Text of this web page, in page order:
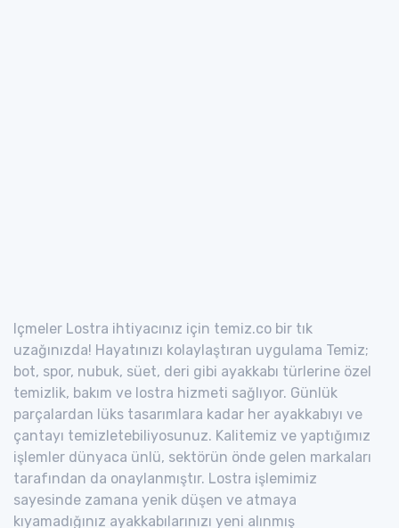
Içmeler Lostra ihtiyacınız için temiz.co bir tık
uzağınızda! Hayatınızı kolaylaştıran uygulama Temiz;
bot, spor, nubuk, süet, deri gibi ayakkabı türlerine özel
temizlik, bakım ve lostra hizmeti sağlıyor. Günlük
parçalardan lüks tasarımlara kadar her ayakkabıyı ve
çantayı temizletebiliyosunuz. Kalitemiz ve yaptığımız
işlemler dünyaca ünlü, sektörün önde gelen markaları
tarafından da onaylanmıştır. Lostra işlemimiz
sayesinde zamana yenik düşen ve atmaya
kıyamadığınız ayakkabılarınızı yeni alınmış